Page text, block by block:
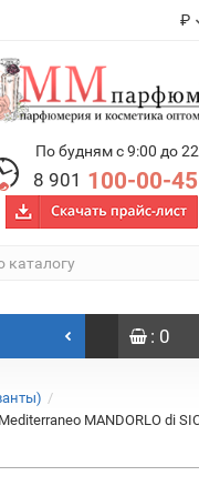
₽
По будням с 9:00 до
8 901 100-00-45
: 0
MANDORLO di